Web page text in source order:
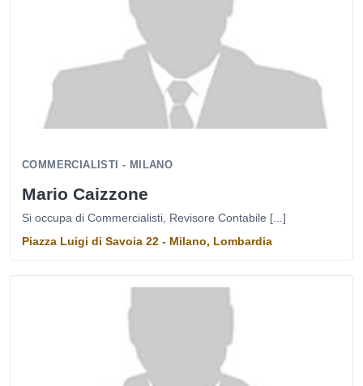
COMMERCIALISTI - MILANO
Mario Caizzone
Si occupa di Commercialisti, Revisore Contabile [...]
Piazza Luigi di Savoia 22 - Milano, Lombardia